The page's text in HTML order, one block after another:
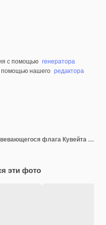
с помощью генератора
помощью нашего редактора
Снимок крупным планом развевающегося флага Кувейта с интересными текстурами
эти фото